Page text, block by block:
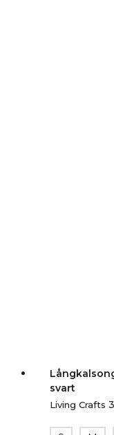
svart
Living Crafts